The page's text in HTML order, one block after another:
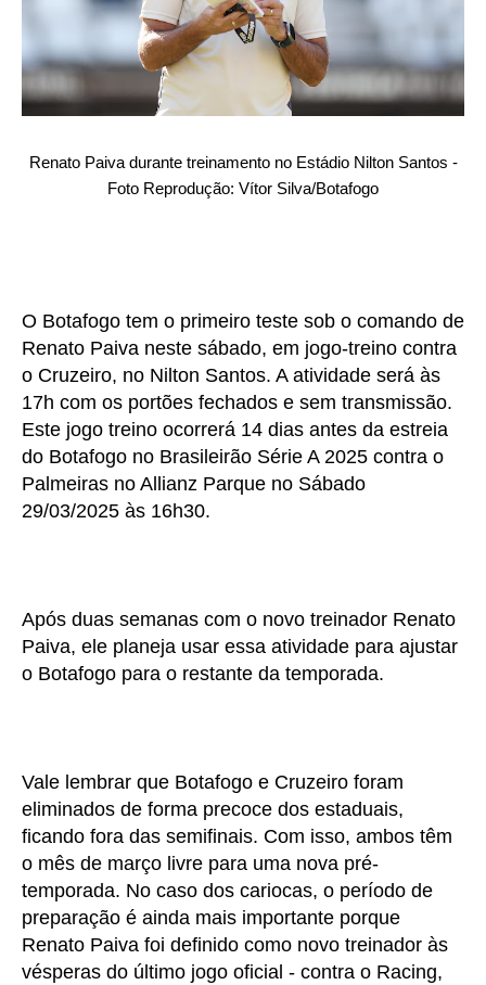
Renato Paiva durante treinamento no Estádio Nilton Santos -
Foto Reprodução: Vítor Silva/Botafogo
O Botafogo tem o primeiro teste sob o comando de
Renato Paiva neste sábado, em jogo-treino contra
o Cruzeiro, no Nilton Santos. A atividade será às
17h com os portões fechados e sem transmissão.
Este jogo treino ocorrerá 14 dias antes da estreia
do Botafogo no Brasileirão Série A 2025 contra o
Palmeiras no Allianz Parque no Sábado
29/03/2025 às 16h30.
Após duas semanas com o novo treinador Renato
Paiva, ele planeja usar essa atividade para ajustar
o Botafogo para o restante da temporada.
Vale lembrar que Botafogo e Cruzeiro foram
eliminados de forma precoce dos estaduais,
ficando fora das semifinais. Com isso, ambos têm
o mês de março livre para uma nova pré-
temporada. No caso dos cariocas, o período de
preparação é ainda mais importante porque
Renato Paiva foi definido como novo treinador às
vésperas do último jogo oficial - contra o Racing,